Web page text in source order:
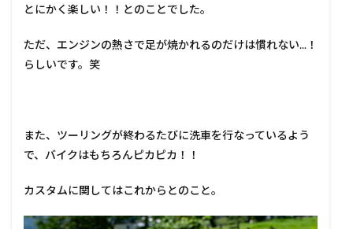
とにかく楽しい！！とのことでした。
ただ、エンジンの熱さで足が焼かれるのだけは慣れない...！
らしいです。笑
また、ツーリングが終わるたびに洗車を行なっているよう
で、バイクはもちろんピカピカ！！
カスタムに関してはこれからとのこと。